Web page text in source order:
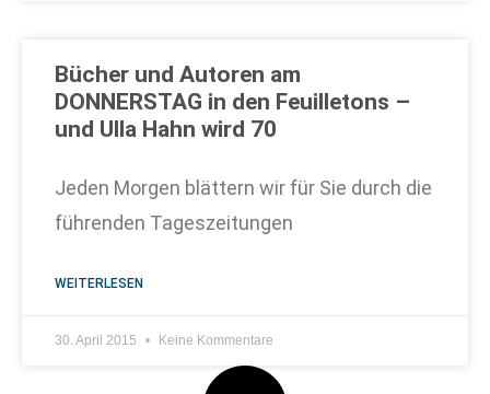
Bücher und Autoren am
DONNERSTAG in den Feuilletons –
und Ulla Hahn wird 70
Jeden Morgen blättern wir für Sie durch die
führenden Tageszeitungen
WEITERLESEN
30. April 2015 Keine Kommentare